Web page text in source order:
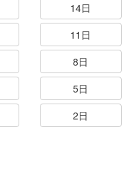
14日
11日
8日
5日
2日